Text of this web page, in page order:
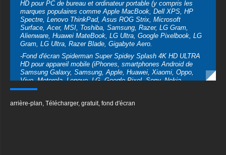
-Fond d'écran Spiderman Super Spidey Splash 4K HD ULTRA
HD pour appareil mobile (iPhones, smartphones Android de
Samsung Galaxy, Samsung, Apple, Huawei, Xiaomi, Oppo,
Vivo, Motorola, Lenovo, LG, Google Pixel, Sony, Nokia,
OnePlus, Realme, HTC, Honor, Asus, BlackBerry et ZTE.
- Fond d'écran Spiderman Super Spidey Splash 4K HD ULTRA
HD pour Smart TV et appareil de streaming Amazon, Fire TV,
Android TV, LG WebOS, Roku TV, Google TV, Horizon TV,
Firefox OS pour TV, Boxee
- Fond d'écran Spiderman Super Spidey Splash 4K HD ULTRA
Nintendo Switch
arrière-plan,Télécharger,gratuit,fond d'écran